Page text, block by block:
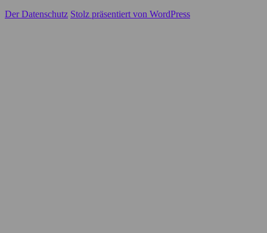
Der Datenschutz Stolz präsentiert von WordPress